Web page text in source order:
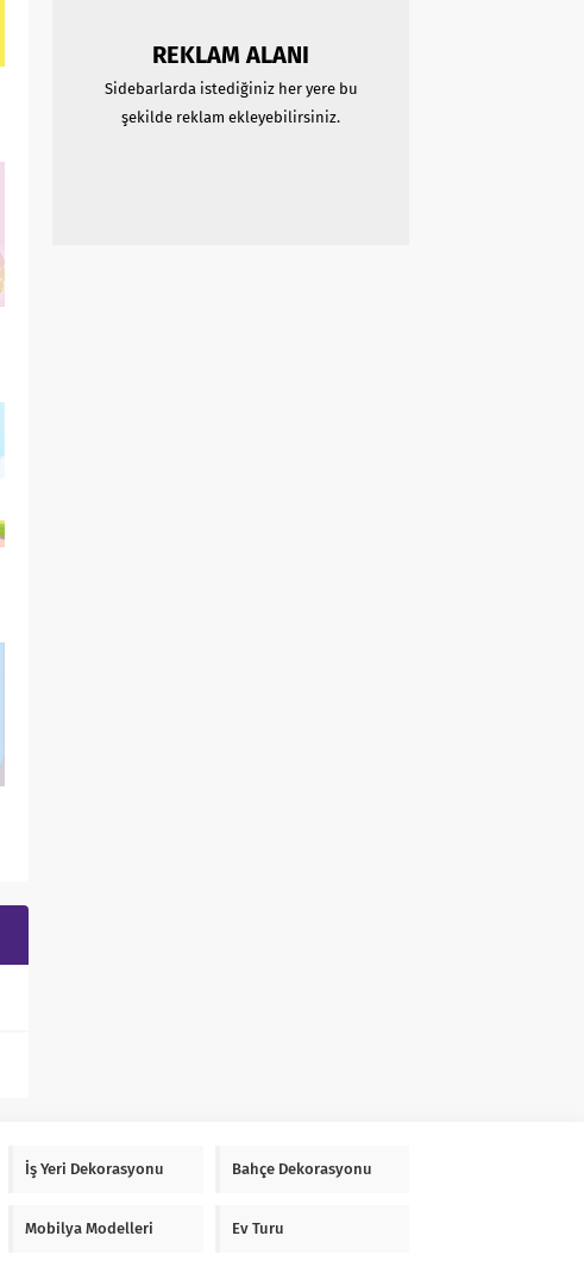
REKLAM ALANI
Sidebarlarda istediğiniz her yere bu
şekilde reklam ekleyebilirsiniz.
İş Yeri Dekorasyonu Bahçe Dekorasyonu
Mobilya Modelleri Ev Turu